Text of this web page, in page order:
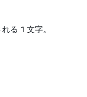
る 1 文字。